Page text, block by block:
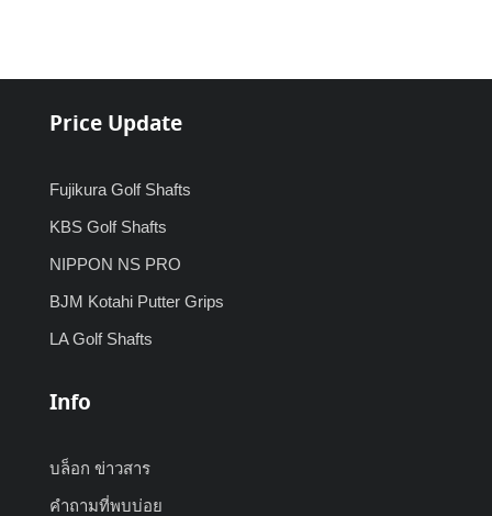
Price Update
Fujikura Golf Shafts
KBS Golf Shafts
NIPPON NS PRO
BJM Kotahi Putter Grips
LA Golf Shafts
Info
บล็อก ข่าวสาร
คำถามที่พบบ่อย